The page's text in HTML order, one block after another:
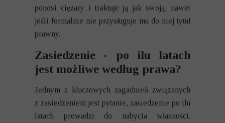
ponosi ciężary i traktuje ją jak swoją, nawet
jeśli formalnie nie przysługuje mu do niej tytuł
prawny.
Zasiedzenie - po ilu latach
jest możliwe według prawa?
Jednym z kluczowych zagadnień związanych
z zasiedzeniem jest pytanie, zasiedzenie po ilu
latach prowadzi do nabycia własności.